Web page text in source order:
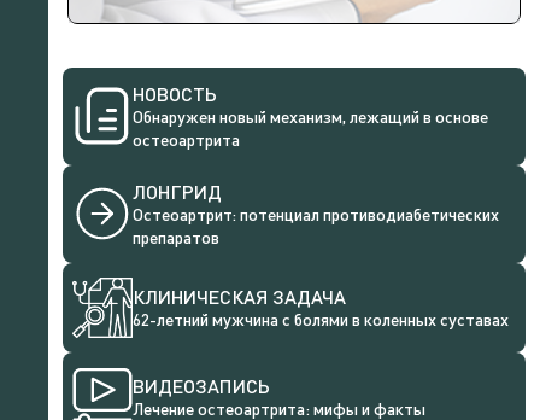
НОВОСТЬ
Обнаружен новый механизм, лежащий в основе
остеоартрита
ЛОНГРИД
Остеоартрит: потенциал противодиабетических
препаратов
КЛИНИЧЕСКАЯ ЗАДАЧА
62-летний мужчина с болями в коленных суставах
ВИДЕОЗАПИСЬ
Лечение остеоартрита: мифы и факты